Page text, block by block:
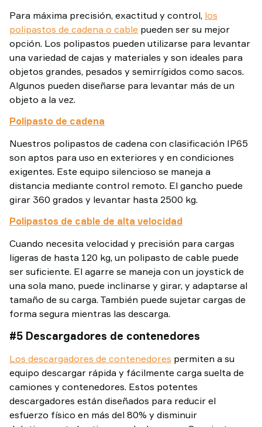
Para máxima precisión, exactitud y control, los
polipastos de cadena o cable pueden ser su mejor
opción. Los polipastos pueden utilizarse para levantar
una variedad de cajas y materiales y son ideales para
objetos grandes, pesados y semirrígidos como sacos.
Algunos pueden diseñarse para levantar más de un
objeto a la vez.
Polipasto de cadena
Nuestros polipastos de cadena con clasificación IP65
son aptos para uso en exteriores y en condiciones
exigentes. Este equipo silencioso se maneja a
distancia mediante control remoto. El gancho puede
girar 360 grados y levantar hasta 2500 kg.
Polipastos de cable de alta velocidad
Cuando necesita velocidad y precisión para cargas
ligeras de hasta 120 kg, un polipasto de cable puede
ser suficiente. El agarre se maneja con un joystick de
una sola mano, puede inclinarse y girar, y adaptarse al
tamaño de su carga. También puede sujetar cargas de
forma segura mientras las descarga.
#5 Descargadores de contenedores
Los descargadores de contenedores permiten a su
equipo descargar rápida y fácilmente carga suelta de
camiones y contenedores. Estos potentes
descargadores están diseñados para reducir el
esfuerzo físico en más del 80% y disminuir